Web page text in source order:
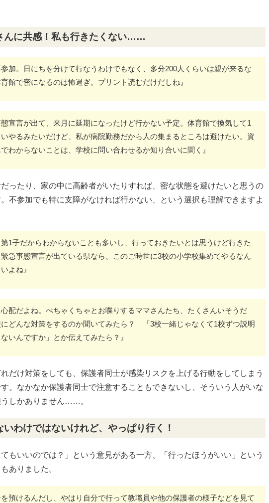
んに共感！私も行きたくない……
参加。日にちを分けて行なうわけでもなく、多分200人くらいは親が来るな
館で密になるのは怖過ぎ。プリント読むだけだしね』
態宣言が出て、来月に延期になったけど行かない予定。体育館で換気して1
やるみたいだけど、私が病院勤務だから人の集まるところは避けたい。資
わからないことは、学校に問い合わせるか知り合いに聞く』
ったり、家の中に高齢者がいたりすれば、密な状態を避けたいと思うの
不参加でも特に支障がなければ行かない、という選択も理解できますよ
第1子だからわからないことも多いし、行っておきたいとは思うけど行きた
緊急事態宣言が出ている県なら、このご時世に3校の小学校集めてやるなん
よね』
心配だよね。ぺちゃくちゃとお喋りするママさんたち、たくさんいそうだ
にどんな対策をするのか聞いてみたら？ 「3校一緒じゃなくて1校ずつ説明
いんですか」とか伝えてみたら？』
だけ対策をしても、保護者同士が感染リスクを上げる行動をしてしまう
。なかなか保護者同士で注意することもできないし、そういう人がいな
うしかありません……。
いわけではないけれど、やっぱり行く！
てもいいのでは？」という意見がある一方、「行ったほうがいい」という
ありました。
を預けるんだし、やはり自分で行って教職員や他の保護者の様子などを見て